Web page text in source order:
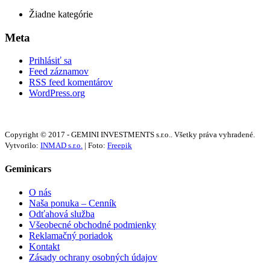
Žiadne kategórie
Meta
Prihlásiť sa
Feed záznamov
RSS feed komentárov
WordPress.org
Copyright © 2017 - GEMINI INVESTMENTS s.r.o.. Všetky práva vyhradené.
Vytvorilo: INMAD s.r.o. | Foto: Freepik
Geminicars
O nás
Naša ponuka – Cenník
Odťahová služba
Všeobecné obchodné podmienky
Reklamačný poriadok
Kontakt
Zásady ochrany osobných údajov